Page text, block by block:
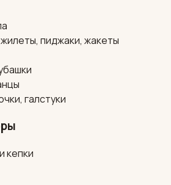
пиджаки, жакеты
галстуки
кепки